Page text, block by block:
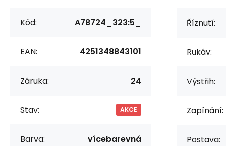
Kód: A78724_323:5_
EAN: 4251348843101
Záruka: 24
Stav: AKCE
Barva: vícebarevná
Říznutí:
Rukáv:
Výstřih:
Zapínání:
Postava: